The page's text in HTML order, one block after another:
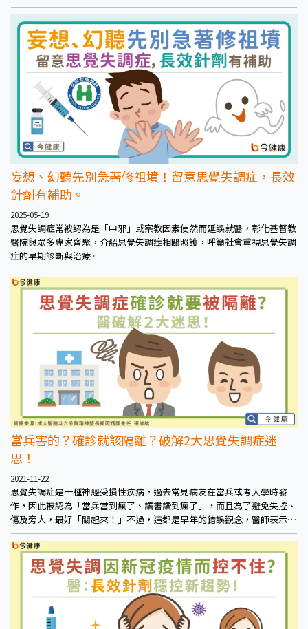
妄想、幻聽先別急著修祖墳！留意思覺失調症，長效
針劑有補助。
2025-05-19
思覺失調症常被認為是「中邪」或宗教因素使然而延誤就醫，彰化基督教
醫院與眾多專家齊聚，介紹思覺失調症相關照護，呼籲社會重視思覺失調
症的早期診斷與治療。
當兵害的？確診就該隔離？破解2大思覺失調症迷
思！
2021-11-22
思覺失調症是一種神經受損性疾病，過去常見病友在當兵或考大學時發
作，因此被認為「當兵當到瘋了、讀書讀到瘋了」，而且為了避免失控、
傷及旁人，最好「關起來！」不過，這都是早年的錯誤觀念，醫師表示只
要及早且規律治療，思覺失調症病友也有機會回歸社會，生活與正常人無
異。